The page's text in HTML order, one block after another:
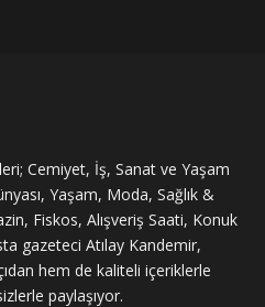
Cemiyet, İş, Sanat ve Yaşam
Yaşam, Moda, Sağlık &
Fiskos, Alışveriş Saati, Konuk
gazeteci Atılay Kandemir,
hem de kaliteli içeriklerle
paylaşıyor.